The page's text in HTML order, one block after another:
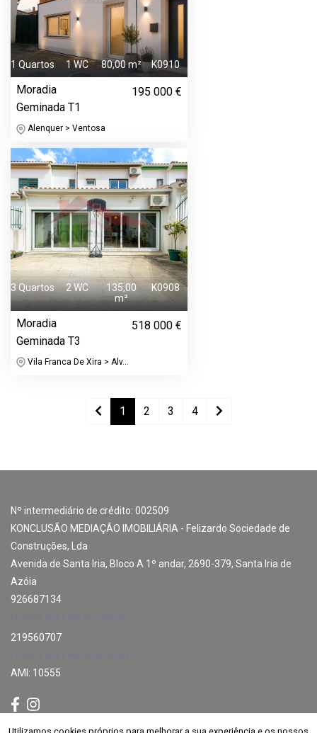
1 Quartos 1 WC 80,00 m² K0910
Moradia
Geminada T1
195 000 €
Alenquer > Ventosa
3 Quartos 2 WC
135,00
m²
K0908
Moradia
Geminada T3
518 000 €
Vila Franca De Xira > Alv...
1 2 3 4
Nº intermediário de crédito: 002509
KONCLUSÃO MEDIAÇÃO IMOBILIÁRIA - Felizardo Sociedade de
Construções, Lda
Avenida de Santa Iria, Bloco A 1º andar, 2690-379, Santa Iria de
Azóia
926687134
219560707
AMI: 10555